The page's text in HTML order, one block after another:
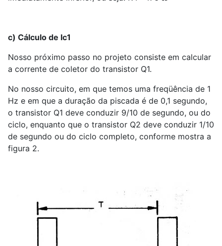
c) Cálculo de Ic1
Nosso próximo passo no projeto consiste em calcular
a corrente de coletor do transistor Q1.
No nosso circuito, em que temos uma freqüência de 1
Hz e em que a duração da piscada é de 0,1 segundo,
o transistor Q1 deve conduzir 9/10 de segundo, ou do
ciclo, enquanto que o transistor Q2 deve conduzir 1/10
de segundo ou do ciclo completo, conforme mostra a
figura 2.